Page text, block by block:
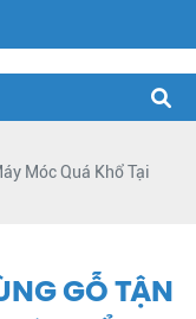
Móc Quá Khổ Tại
GỖ TẬN